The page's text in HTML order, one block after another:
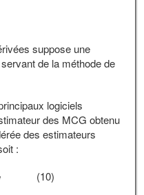
suppose une
de la méthode de
logiciels
des MCG obtenu
des estimateurs
:
(10)